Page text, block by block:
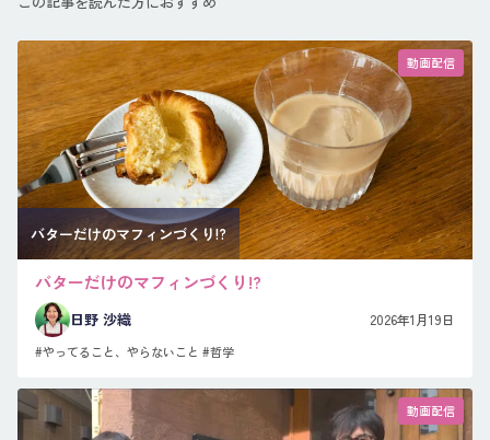
動画配信
バターだけのマフィンづくり!?
バターだけのマフィンづくり!?
日野 沙織 2026年1月19日
#やってること、やらないこと #哲学
動画配信